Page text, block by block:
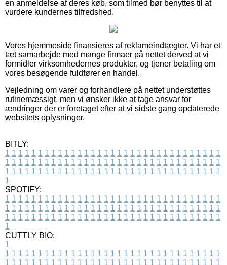
en anmeldelse af deres køb, som tilmed bør benyttes til at
vurdere kundernes tilfredshed.
Vores hjemmeside finansieres af reklameindtægter. Vi har et
tæt samarbejde med mange firmaer på nettet derved at vi
formidler virksomhedernes produkter, og tjener betaling om
vores besøgende fuldfører en handel.
Vejledning om varer og forhandlere på nettet understøttes
rutinemæssigt, men vi ønsker ikke at tage ansvar for
ændringer der er foretaget efter at vi sidste gang opdaterede
websitets oplysninger.
BITLY:
1 1 1 1 1 1 1 1 1 1 1 1 1 1 1 1 1 1 1 1 1 1 1 1 1 1 1 1 1 1 1 1 1
1 1 1 1 1 1 1 1 1 1 1 1 1 1 1 1 1 1 1 1 1 1 1 1 1 1 1 1 1 1 1 1 1
1 1 1 1 1 1 1 1 1 1 1 1 1 1 1 1 1 1 1 1 1 1 1 1 1 1 1 1 1 1 1 1 1
1
SPOTIFY:
1 1 1 1 1 1 1 1 1 1 1 1 1 1 1 1 1 1 1 1 1 1 1 1 1 1 1 1 1 1 1 1 1
1 1 1 1 1 1 1 1 1 1 1 1 1 1 1 1 1 1 1 1 1 1 1 1 1 1 1 1 1 1 1 1 1
1 1 1 1 1 1 1 1 1 1 1 1 1 1 1 1 1 1 1 1 1 1 1 1 1 1 1 1 1 1 1 1 1
1
CUTTLY BIO:
1
1 1 1 1 1 1 1 1 1 1 1 1 1 1 1 1 1 1 1 1 1 1 1 1 1 1 1 1 1 1 1 1 1
1 1 1 1 1 1 1 1 1 1 1 1 1 1 1 1 1 1 1 1 1 1 1 1 1 1 1 1 1 1 1 1 1